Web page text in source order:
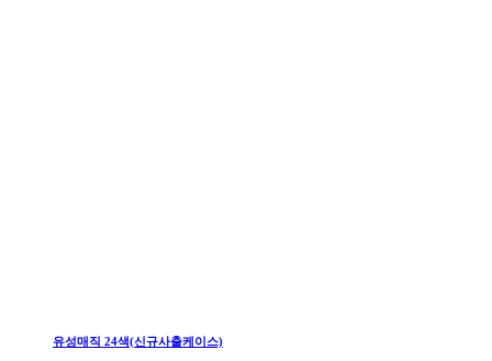
유성매직 24색(신규사출케이스)